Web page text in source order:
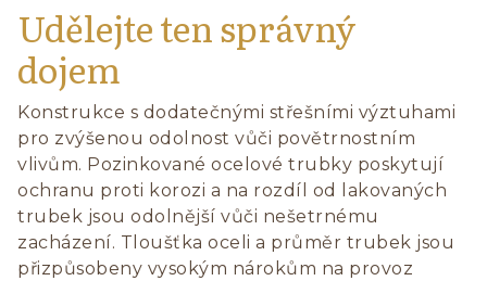
Udělejte ten správný
dojem
Konstrukce s dodatečnými střešními výztuhami
pro zvýšenou odolnost vůči povětrnostním
vlivům. Pozinkované ocelové trubky poskytují
ochranu proti korozi a na rozdíl od lakovaných
trubek jsou odolnější vůči nešetrnému
zacházení. Tloušťka oceli a průměr trubek jsou
přizpůsobeny vysokým nárokům na provoz